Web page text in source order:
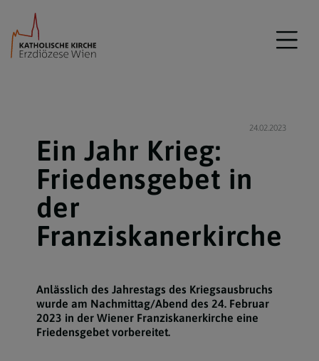
24.02.2023
Ein Jahr Krieg:
Friedensgebet in
der
Franziskanerkirche
Anlässlich des Jahrestags des Kriegsausbruchs
wurde am Nachmittag/Abend des 24. Februar
2023 in der Wiener Franziskanerkirche eine
Friedensgebet vorbereitet.